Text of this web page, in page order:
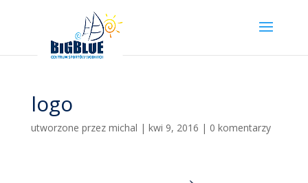
logo
utworzone przez michal | kwi 9, 2016 | 0 komentarzy